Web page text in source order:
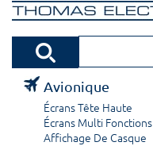
Avionique
Écrans Tête Haute
Écrans Multi Fonctions
Affichage De Casque